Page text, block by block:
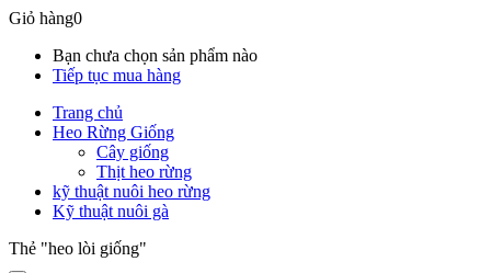
Giỏ hàng0
Bạn chưa chọn sản phẩm nào
Tiếp tục mua hàng
Trang chủ
Heo Rừng Giống
Cây giống
Thịt heo rừng
kỹ thuật nuôi heo rừng
Kỹ thuật nuôi gà
Thẻ "heo lòi giống"